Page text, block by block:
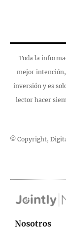
Toda la
mejor
inversión y es
lector hacer
© Copyright,
Nosotros